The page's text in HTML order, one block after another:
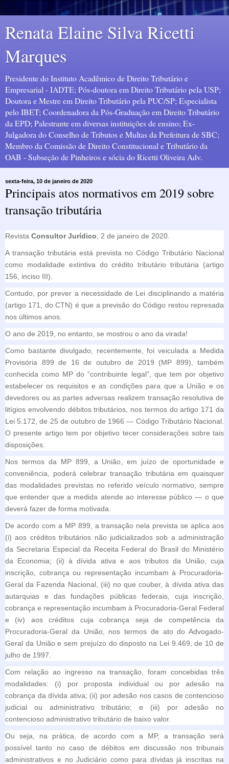
Renata Elaine Silva Ricetti
Marques
Presidente do Instituto Acadêmico de Direito Tributário e
Empresarial - IADTE; Pós-doutora em Direito Tributário pela USP;
Doutora e Mestre em Direito Tributário pela PUC/SP; Especialista
pelo IBET; Coordenadora da Pós-Graduação em Direito Tributário
da EPD; Palestrante em diversas instituições de ensino; Ex-
Julgadora do Conselho de Tributos e Multas da Prefeitura de SBC;
Membro da Comissão de Direito Constitucional e Tributário da
OAB - Subseção de Pinheiros e sócia do Ricetti Oliveira Adv.
sexta-feira, 10 de janeiro de 2020
Principais atos normativos em 2019 sobre
transação tributária
Revista Consultor Jurídico , 2 de janeiro de 2020.
A transação tributária está prevista no Código Tributário Nacional
como modalidade extintiva do crédito tributário tributária (artigo
156, inciso III).
Contudo, por prever a necessidade de Lei disciplinando a matéria
(artigo 171, do CTN) é que a previsão do Código restou represada
nos últimos anos.
O ano de 2019, no entanto, se mostrou o ano da virada!
Como bastante divulgado, recentemente, foi veiculada a Medida
Provisória 899 de 16 de outubro de 2019 (MP 899), também
conhecida como MP do “contribuinte legal”, que tem por objetivo
estabelecer os requisitos e as condições para que a União e os
devedores ou as partes adversas realizem transação resolutiva de
litígios envolvendo débitos tributários, nos termos do artigo 171 da
Lei 5.172, de 25 de outubro de 1966 — Código Tributário Nacional.
O presente artigo tem por objetivo tecer considerações sobre tais
disposições.
Nos termos da MP 899, a União, em juízo de oportunidade e
conveniência, poderá celebrar transação tributária em quaisquer
das modalidades previstas no referido veículo normativo, sempre
que entender que a medida atende ao interesse público — o que
deverá fazer de forma motivada.
De acordo com a MP 899, a transação nela prevista se aplica aos
(i) aos créditos tributários não judicializados sob a administração
da Secretaria Especial da Receita Federal do Brasil do Ministério
da Economia; (ii) à dívida ativa e aos tributos da União, cuja
inscrição, cobrança ou representação incumbam à Procuradoria-
Geral da Fazenda Nacional, (iii) no que couber, à dívida ativa das
autarquias e das fundações públicas federais, cuja inscrição,
cobrança e representação incumbam à Procuradoria-Geral Federal
e (iv) aos créditos cuja cobrança seja de competência da
Procuradoria-Geral da União, nos termos de ato do Advogado-
Geral da União e sem prejuízo do disposto na Lei 9.469, de 10 de
julho de 1997.
Com relação ao ingresso na transação, foram concebidas três
modalidades: (i) por proposta individual ou por adesão na
cobrança da dívida ativa; (ii) por adesão nos casos de contencioso
judicial ou administrativo tributário; e (iii) por adesão no
contencioso administrativo tributário de baixo valor.
Ou seja, na prática, de acordo com a MP, a transação será
possível tanto no caso de débitos em discussão nos tribunais
administrativos e no Judiciário como para dívidas já inscritas na